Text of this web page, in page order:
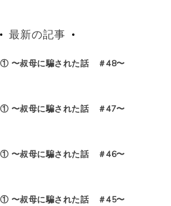
最新の記事
① 〜叔母に騙された話 ＃48〜
① 〜叔母に騙された話 ＃47〜
① 〜叔母に騙された話 ＃46〜
① 〜叔母に騙された話 ＃45〜